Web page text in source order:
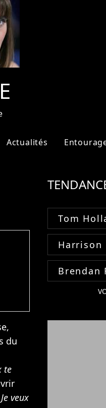
Actualités
du
te
Je veux
Tom
Harrison
Brendan